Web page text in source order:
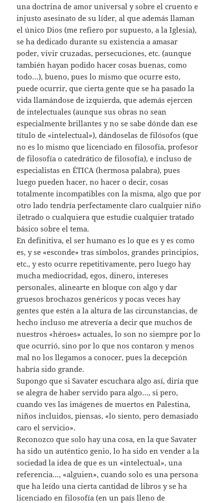
una doctrina de amor universal y sobre el cruento e
injusto asesinato de su líder, al que además llaman
el único Dios (me refiero por supuesto, a la Iglesia),
se ha dedicado durante su existencia a amasar
poder, vivir cruzadas, persecuciones, etc. (aunque
también hayan podido hacer cosas buenas, como
todo…), bueno, pues lo mismo que ocurre esto,
puede ocurrir, que cierta gente que se ha pasado la
vida llamándose de izquierda, que además ejercen
de intelectuales (aunque sus obras no sean
especialmente brillantes y no se sabe dónde dan ese
título de «intelectual»), dándoselas de filósofos (que
no es lo mismo que licenciado en filosofía, profesor
de filosofía o catedrático de filosofía), e incluso de
especialistas en ÉTICA (hermosa palabra), pues
luego pueden hacer, no hacer o decir, cosas
totalmente incompatibles con la misma, algo que por
otro lado tendría perfectamente claro cualquier niño
iletrado o cualquiera que estudie cualquier tratado
básico sobre el tema.
En definitiva, el ser humano es lo que es y es como
es, y se «esconde» tras símbolos, grandes principios,
etc., y esto ocurre repetitivamente, pero luego hay
mucha mediocridad, egos, dinero, intereses
personales, alinearte en bloque con algo y dar
gruesos brochazos genéricos y pocas veces hay
gentes que estén a la altura de las circunstancias, de
hecho incluso me atrevería a decir que muchos de
nuestros «héroes» actuales, lo son no siempre por lo
que ocurrió, sino por lo que nos contaron y menos
mal no los llegamos a conocer, pues la decepción
habría sido grande.
Supongo que si Savater escuchara algo así, diría que
se alegra de haber servido para algo…, si pero,
cuando ves las imágenes de muertos en Palestina,
niños incluidos, piensas, «lo siento, pero demasiado
caro el servicio».
Reconozco que solo hay una cosa, en la que Savater
ha sido un auténtico genio, lo ha sido en vender a la
sociedad la idea de que es un «intelectual», una
referencia…, «alguien», cuando solo es una persona
que ha leído una cierta cantidad de libros y se ha
licenciado en filosofía (en un país lleno de